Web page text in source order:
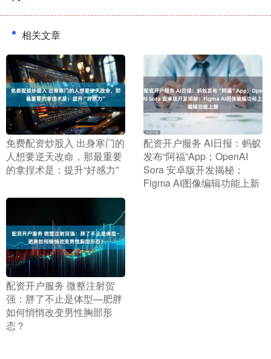
相关文章
​免费配资炒股入 出身寒门的
人想要逆天改命，那最重要
的拿捏术是：提升“好感力”
​配资开户服务 AI日报：蚂蚁
发布“阿福”App；OpenAI
Sora 安卓版开发揭秘；
Figma AI图像编辑功能上新
​配资开户服务 微整注射贺
强：胖了不止是体型—肥胖
如何悄悄改变男性胸部形
态？